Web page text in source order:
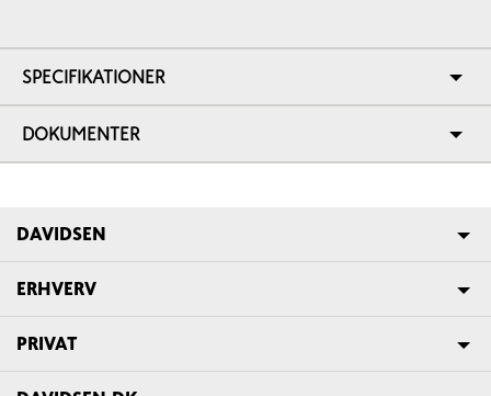
SPECIFIKATIONER
DOKUMENTER
DAVIDSEN
ERHVERV
PRIVAT